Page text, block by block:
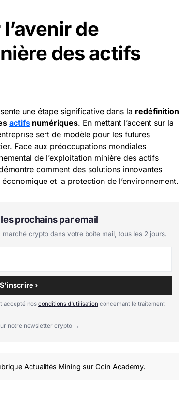
de
des actifs
une étape significative dans la redéfinition
actifs numériques. En mettant l’accent sur la
sert de modèle pour les futures
Face aux préoccupations mondiales
de l’exploitation minière des actifs
comment des solutions innovantes
et la protection de l’environnement.
prochains par email
crypto dans votre boîte mail, tous les 2 jours.
S'inscrire ›
accepté nos conditions d'utilisation concernant le traitement
notre newsletter crypto →
Actualités Mining sur Coin Academy.